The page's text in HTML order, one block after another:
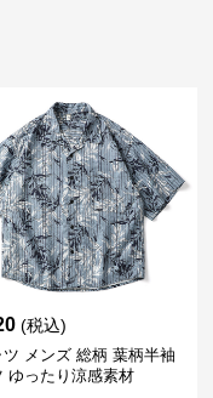
(税込)
ツ メンズ 総柄 葉柄半袖
ゆったり涼感素材